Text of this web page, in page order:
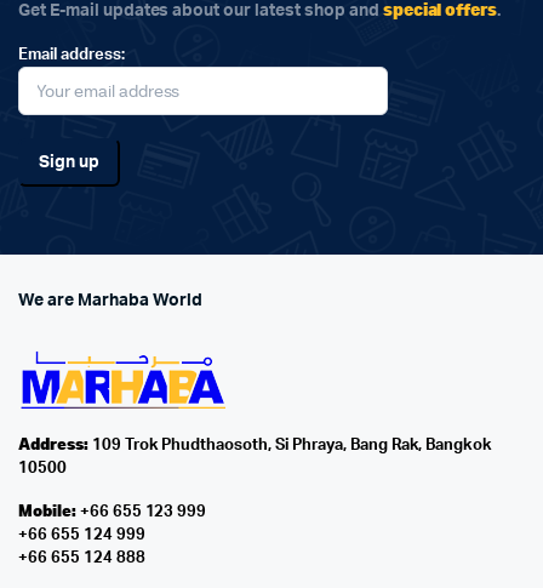
Get E-mail updates about our latest shop and special offers.
Email address:
We are Marhaba World
Address:109 Trok Phudthaosoth, Si Phraya, Bang Rak, Bangkok
10500
Mobile:+66 655 123 999
+66 655 124 999
+66 655 124 888